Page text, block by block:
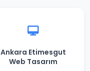
Ankara Etimesgut
Web Tasarım